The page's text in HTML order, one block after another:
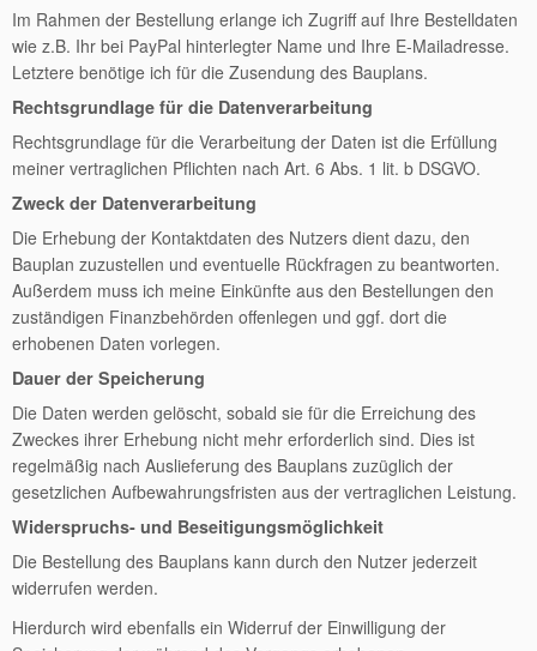
Im Rahmen der Bestellung erlange ich Zugriff auf Ihre Bestelldaten
wie z.B. Ihr bei PayPal hinterlegter Name und Ihre E-Mailadresse.
Letztere benötige ich für die Zusendung des Bauplans.
Rechtsgrundlage für die Datenverarbeitung
Rechtsgrundlage für die Verarbeitung der Daten ist die Erfüllung
meiner vertraglichen Pflichten nach Art. 6 Abs. 1 lit. b DSGVO.
Zweck der Datenverarbeitung
Die Erhebung der Kontaktdaten des Nutzers dient dazu, den
Bauplan zuzustellen und eventuelle Rückfragen zu beantworten.
Außerdem muss ich meine Einkünfte aus den Bestellungen den
zuständigen Finanzbehörden offenlegen und ggf. dort die
erhobenen Daten vorlegen.
Dauer der Speicherung
Die Daten werden gelöscht, sobald sie für die Erreichung des
Zweckes ihrer Erhebung nicht mehr erforderlich sind. Dies ist
regelmäßig nach Auslieferung des Bauplans zuzüglich der
gesetzlichen Aufbewahrungsfristen aus der vertraglichen Leistung.
Widerspruchs- und Beseitigungsmöglichkeit
Die Bestellung des Bauplans kann durch den Nutzer jederzeit
widerrufen werden.
Hierdurch wird ebenfalls ein Widerruf der Einwilligung der